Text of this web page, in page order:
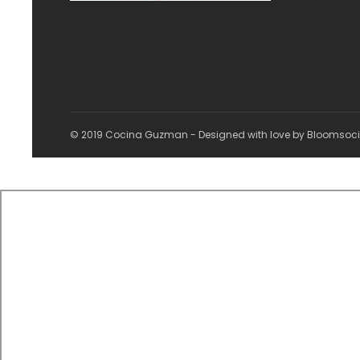
© 2019 Cocina Guzman - Designed with love by